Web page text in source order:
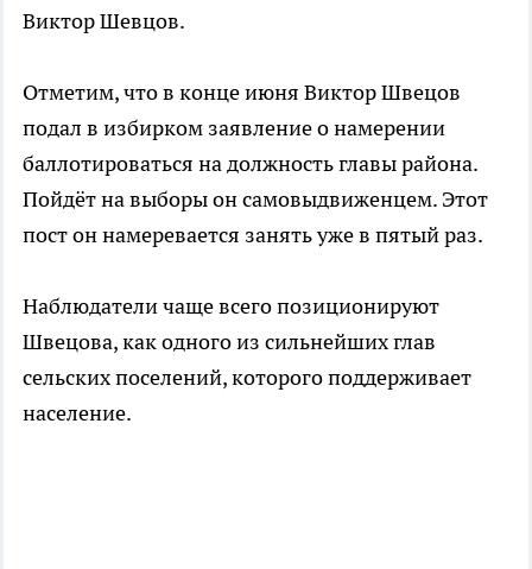
Виктор Шевцов.
Отметим, что в конце июня Виктор Швецов
подал в избирком заявление о намерении
баллотироваться на должность главы района.
Пойдёт на выборы он самовыдвиженцем. Этот
пост он намеревается занять уже в пятый раз.
Наблюдатели чаще всего позиционируют
Швецова, как одного из сильнейших глав
сельских поселений, которого поддерживает
население.